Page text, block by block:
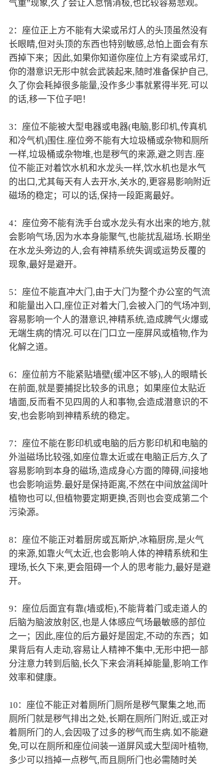
气重”现象,久了会让人怠惰消极,也比较容易悲观。
2：座位正上方不能有大梁或吊灯人的头顶虽然没有
长眼睛,但对头顶的东西也特别敏感,总怕上面会有东
西掉下来；因此,如果你知道你座位上方有梁或吊灯,
你的潜意识无形中就会武装起来,随时准备保护自己,
久了你会耗掉很多能量,没作多少事就累得半死.可以
的话,移一下位子吧！
3：座位不能被大型电器或电器(电脑,影印机,传真机
和冷气机)围住.座位旁不能有大垃圾桶或杂物和厕所
一样,垃圾桶或杂物堆,也是秽气的来源,避之则吉.座
位不能正对着饮水机和水龙头一样,饮水机也是水气
的出口,尤其每天有人去开水,关水的,更容易影响附近
磁场的稳定；可以的话,保持一段距离最好。
4：座位旁不能有洗手台或水龙头有水出来的地方,就
会影响气场,因为水本身能聚气,也能扰乱磁场.长期坐
在水龙头旁边的人,会有神精系统失调或运势反覆的
现象,最好是避开。
5：座位不能直冲大门,由于大门为整个办公室的气流
和能量出入口,座位正对着大门,会被入门的气场冲到,
容易影响一个人的潜意识,神精系统,造成脾气火爆或
无端生病的情况.可以在门口立一座屏风或植物,作为
化解之道。
6：座位前方不能紧贴墙壁(缓冲区不够),人的眼睛长
在前面,就是要捕捉比较多的讯息；如果座位太贴近
墙面,反而看不见四周的人和事物,会造成潜意识的不
安,也会影响到神精系统的稳定。
7：座位不能在影印机或电脑的后方影印机和电脑的
外溢磁场比较强,如座位靠太近或在电脑正后方,久了
容易影响到本身的磁场,造成身心方面的障碍,间接地
也会影响运势.最好是保持距离,不然在中间放盆阔叶
植物也可以,但植物要定期更换,否则也会变成第二个
污染源。
8：座位不能正对着厨房或瓦斯炉,冰箱厨房,是火气
的来源,如靠火气太近,也会影响人体的神精系统和生
理场,长久下来,更会阻碍一个人的思考能力,最好是避
开。
9：座位后面宜有靠(墙或柜),不能背着门或走道人的
后脑为脑波放射区,也是人体感应气场最敏感的部位
之一；因此,座位的后方最好是固定,不动的东西；如
果背后有人走动,容易让人精神不集中,无形中把一部
分注意力转到后脑,长久下来会消耗掉能量,影响工作
效率和健康。
10：座位不能正对着厕所门厕所是秽气聚集之地,而
厕所门就是秽气排出之处,长期在厕所门附近,或正对
着厕所门的人,会因吸了过多的秽气而生病.如不能避
免,可以在厕所和座位间装一道屏风或大型阔叶植物,
多少可以挡掉一点秽气,而且厕所门也必需随时关